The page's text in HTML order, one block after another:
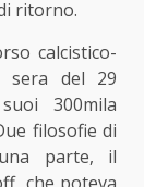
ritorno.
calcistico-
sera del 29
300mila
filosofie di
parte, il